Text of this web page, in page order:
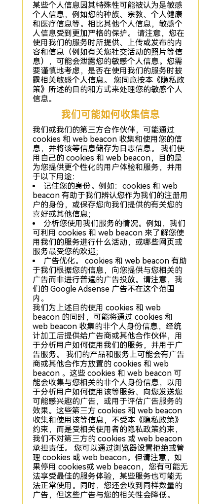
某些个人信息因其特殊性可能被认为是敏感
个人信息，例如您的种族、宗教、个人健康
和医疗信息等。相比其他个人信息，敏感个
人信息受到更加严格的保护。 请注意，您在
使用我们的服务时所提供、上传或发布的内
容和信息（例如有关您社交活动的照片等信
息），可能会泄露您的敏感个人信息。您需
要谨慎地考虑，是否在使用我们的服务时披
露相关敏感个人信息。 您同意按本《隐私政
策》所述的目的和方式来处理您的敏感个人
信息。
我们可能如何收集信息
我们或我们的第三方合作伙伴，可能通过
cookies 和 web beacon 收集和使用您的信
息，并将该等信息储存为日志信息。 我们使
用自己的 cookies 和 web beacon，目的是
为您提供更个性化的用户体验和服务，并用
于以下用途：
记住您的身份。例如：cookies 和 web
beacon 有助于我们辨认您作为我们的注册用
户的身份，或保存您向我们提供的有关您的
喜好或其他信息；
分析您使用我们服务的情况。例如，我们
可利用 cookies 和 web beacon 来了解您使
用我们的服务进行什么活动，或哪些网页或
服务最受您的欢迎;
广告优化。 cookies 和 web beacon 有助
于我们根据您的信息，向您提供与您相关的
广告而非进行普遍的广告投放。请注意，我
们的 Google Adsense 广告不在这个范围
内。
我们为上述目的使用 cookies 和 web
beacon 的同时，可能将通过 cookies 和
web beacon 收集的非个人身份信息，经统
计加工后提供给广告商或其他合作伙伴，用
于分析用户如何使用我们的服务，并用于广
告服务。 我们的产品和服务上可能会有广告
商或其他合作方放置的 cookies 和 web
beacon 。这些 cookies 和 web beacon 可
能会收集与您相关的非个人身份信息，以用
于分析用户如何使用该等服务、向您发送您
可能感兴趣的广告，或用于评估广告服务的
效果。这些第三方 cookies 和 web beacon
收集和使用该等信息，不受本《隐私政策》
约束，而是受相关使用者的隐私政策约束，
我们不对第三方的 cookies 或 web beacon
承担责任。 您可以通过浏览器设置拒绝或管
理 cookies 或 web beacon。但请注意，如
果停用 cookies或 web beacon，您有可能无
法享受最佳的服务体验，某些服务也可能无
法正常使用。同时，您还会收到同样数量的
广告，但这些广告与您的相关性会降低。